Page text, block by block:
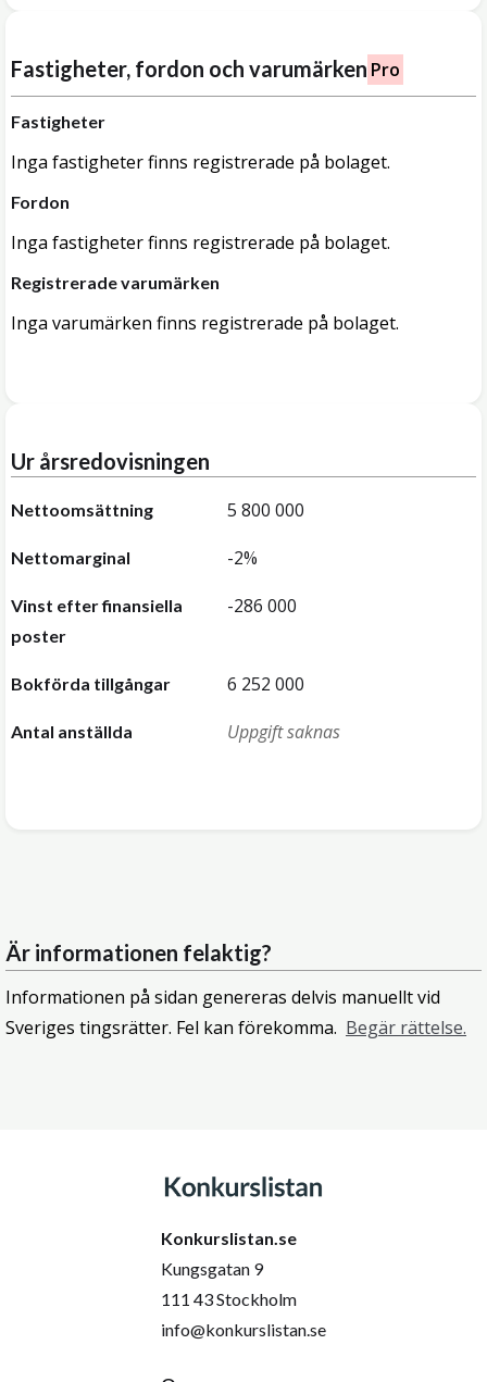
Fastigheter, fordon och varumärken Pro
Fastigheter
Inga fastigheter finns registrerade på bolaget.
Fordon
Inga fastigheter finns registrerade på bolaget.
Registrerade varumärken
Inga varumärken finns registrerade på bolaget.
Ur årsredovisningen
Nettoomsättning 5 800 000
Nettomarginal -2%
Vinst efter finansiella
poster
-286 000
Bokförda tillgångar 6 252 000
Antal anställda Uppgift saknas
Är informationen felaktig?
Informationen på sidan genereras delvis manuellt vid
Sveriges tingsrätter. Fel kan förekomma. Begär rättelse.
Konkurslistan.se
Kungsgatan 9
111 43 Stockholm
info@konkurslistan.se